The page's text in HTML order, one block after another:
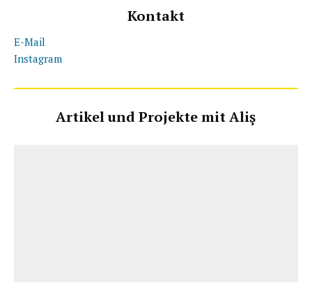
Kontakt
E-Mail
Instagram
Artikel und Projekte mit Aliş